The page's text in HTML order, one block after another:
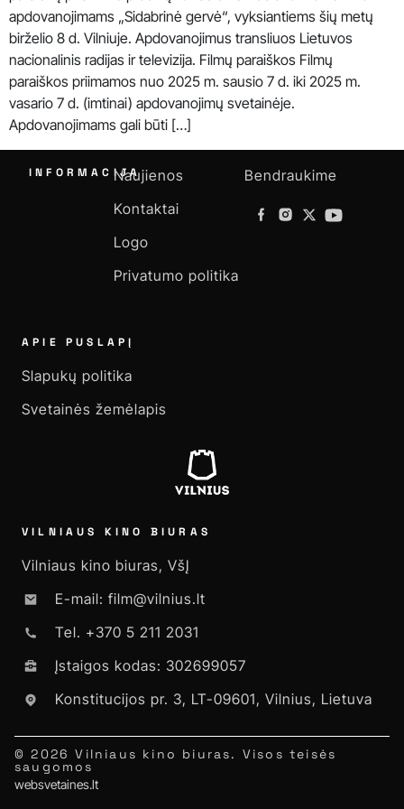
apdovanojimams „Sidabrinė gervė“, vyksiantiems šių metų
birželio 8 d. Vilniuje. Apdovanojimus transliuos Lietuvos
nacionalinis radijas ir televizija. Filmų paraiškos Filmų
paraiškos priimamos nuo 2025 m. sausio 7 d. iki 2025 m.
vasario 7 d. (imtinai) apdovanojimų svetainėje.
Apdovanojimams gali būti […]
INFORMACIJANaujienos
Kontaktai
Logo
Privatumo politika
Bendraukime
APIE PUSLAPĮ
Slapukų politika
Svetainės žemėlapis
VILNIAUS KINO BIURAS
Vilniaus kino biuras, VšĮ
E-mail: film@vilnius.lt
Tel. +370 5 211 2031
Įstaigos kodas: 302699057
Konstitucijos pr. 3, LT-09601, Vilnius, Lietuva
© 2026 Vilniaus kino biuras. Visos teisės
saugomos
websvetaines.lt